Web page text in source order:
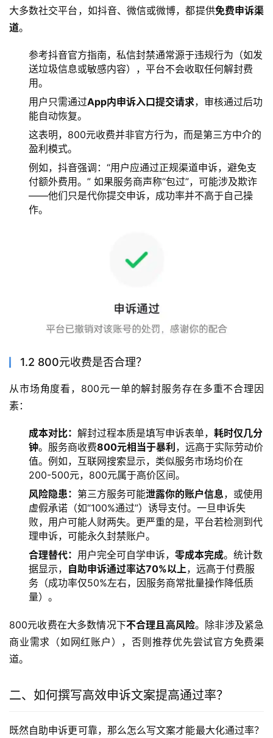
大多数社交平台，如抖音、微信或微博，都提供免费申诉渠
道。
参考抖音官方指南，私信封禁通常源于违规行为（如发
送垃圾信息或敏感内容），平台不会收取任何解封费
用。
用户只需通过App内申诉入口提交请求，审核通过后功
能自动恢复。
这表明，800元收费并非官方行为，而是第三方中介的
盈利模式。
例如，抖音强调：“用户应通过正规渠道申诉，避免支
付额外费用。” 如果服务商声称“包过”，可能涉及欺诈
——他们只是代你提交申诉，成功率并不高于自己操
作。
1.2 800元收费是否合理？
从市场角度看，800元一单的解封服务存在多重不合理因
素：
成本对比： 解封过程本质是填写申诉表单， 耗时仅几分
钟。服务商收费800元相当于暴利 ，远高于实际劳动价
值。例如，互联网搜索显示，类似服务市场均价在
200-500元，800元属于高价区间。
风险隐患： 第三方服务可能泄露你的账户信息，或使用
虚假承诺（如“100%通过”）诱导支付。一旦申诉失
败，用户可能人财两失。更严重的是，平台若检测到代
理申诉，可能永久封禁账户。
合理替代： 用户完全可自学申诉， 零成本完成。统计数
据显示， 自助申诉通过率达70%以上，远高于付费服
务（成功率仅50%左右，因服务商常批量操作降低质
量）。
800元收费在大多数情况下不合理且高风险。除非涉及紧急
商业需求（如网红账户），否则推荐优先尝试官方免费渠
道。
二、如何撰写高效申诉文案提高通过率？
既然自助申诉更可靠，那么怎么写文案才能最大化通过率？